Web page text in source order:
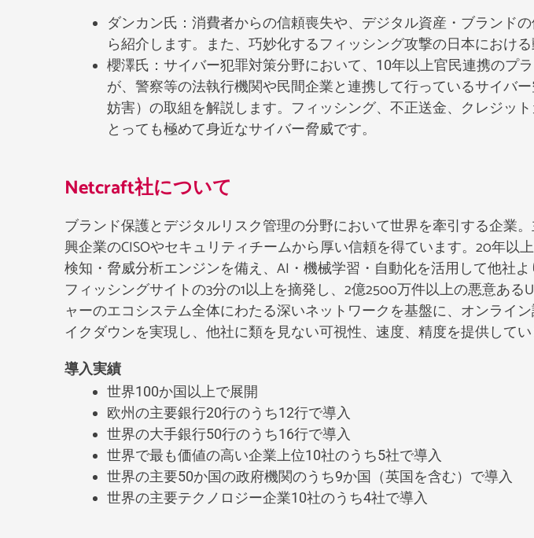
ダンカン氏：消費者からの信頼喪失や、デジタル資産・ブランド
ら紹介します。また、巧妙化するフィッシング攻撃の日本におけ
櫻澤氏：サイバー犯罪対策分野において、10年以上官民連携のプ
が、警察等の法執行機関や民間企業と連携して行っているサイバ
妨害）の取組を解説します。フィッシング、不正送金、クレジッ
とっても極めて身近なサイバー脅威です。
Netcraft社について
ブランド保護とデジタルリスク管理の分野において世界を牽引する企業
興企業のCISOやセキュリティチームから厚い信頼を得ています。20年
検知・脅威分析エンジンを備え、AI・機械学習・自動化を活用して他社
フィッシングサイトの3分の1以上を摘発し、2億2500万件以上の悪意あ
ャーのエコシステム全体にわたる深いネットワークを基盤に、オンライ
イクダウンを実現し、他社に類を見ない可視性、速度、精度を提供してい
導入実績
世界100か国以上で展開
欧州の主要銀行20行のうち12行で導入
世界の大手銀行50行のうち16行で導入
世界で最も価値の高い企業上位10社のうち5社で導入
世界の主要50か国の政府機関のうち9か国（英国を含む）で導入
世界の主要テクノロジー企業10社のうち4社で導入